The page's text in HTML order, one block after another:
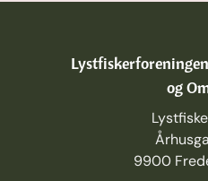
og
9900